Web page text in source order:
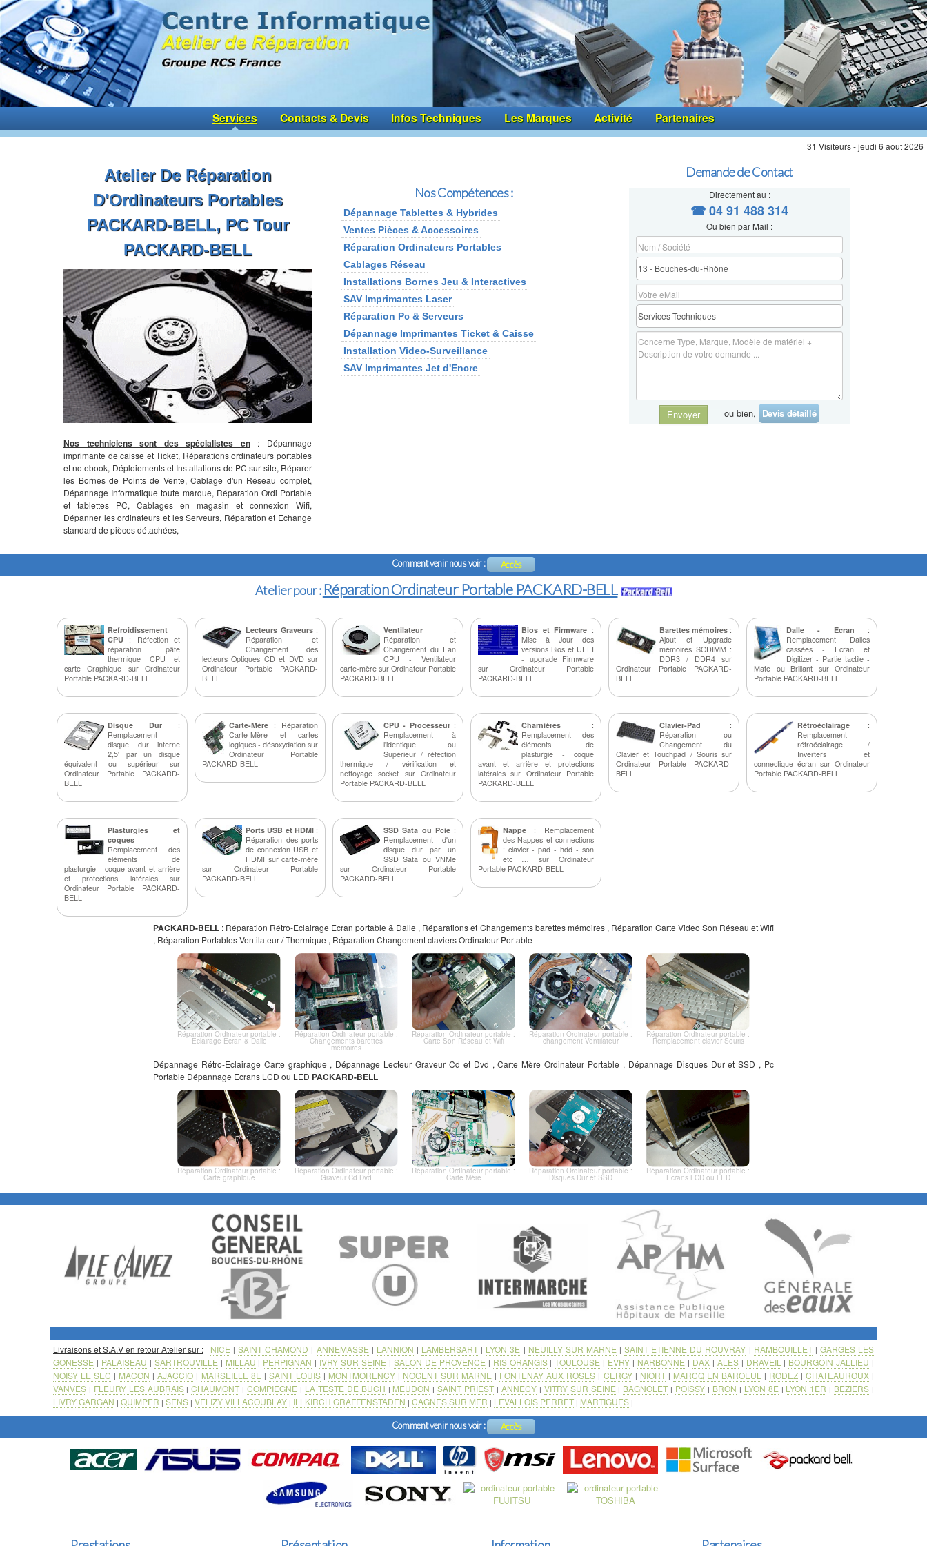
Services Contacts & Devis Infos Techniques Les Marques Activité Partenaires
31 Visiteurs - jeudi 6 aout 2026
Atelier De Réparation
D'Ordinateurs Portables
PACKARD-BELL, PC Tour
PACKARD-BELL
Nos techniciens sont des spécialistes en: Dépannage
imprimante de caisse et Ticket, Réparations ordinateurs portables
et notebook, Déploiements et Installations de PC sur site, Réparer
les Bornes de Points de Vente, Cablage d'un Réseau complet,
Dépannage Informatique toute marque, Réparation Ordi Portable
et tablettes PC, Cablages en magasin et connexion Wifi,
Dépanner les ordinateurs et les Serveurs, Réparation et Echange
standard de pièces détachées,
Nos Compétences :
Dépannage Tablettes & Hybrides
Ventes Pièces & Accessoires
Réparation Ordinateurs Portables
Cablages Réseau
Installations Bornes Jeu & Interactives
SAV Imprimantes Laser
Réparation Pc & Serveurs
Dépannage Imprimantes Ticket & Caisse
Installation Video-Surveillance
SAV Imprimantes Jet d'Encre
Demande de Contact
Directement au :
☎ 04 91 488 314
Ou bien par Mail :
Envoyer ou bien, Devis détaillé
Comment venir nous voir : Accès
Atelier pour :Réparation Ordinateur Portable PACKARD-BELL
Refroidissement
CPU : Réfection et
réparation pâte
thermique CPU et
carte Graphique sur Ordinateur
Portable PACKARD-BELL
Lecteurs Graveurs:
Réparation et
Changement des
lecteurs Optiques CD et DVD sur
Ordinateur Portable PACKARD-
BELL
Ventilateur :
Réparation et
Changement du Fan
CPU - Ventilateur
carte-mère sur Ordinateur Portable
PACKARD-BELL
Bios et Firmware :
Mise à Jour des
versions Bios et UEFI
- upgrade Firmware
sur Ordinateur Portable
PACKARD-BELL
Barettes mémoires :
Ajout et Upgrade
mémoires SODIMM :
DDR3 / DDR4 sur
Ordinateur Portable PACKARD-
BELL
Dalle - Ecran :
Remplacement Dalles
cassées - Ecran et
Digitizer - Partie tactile -
Mate ou Brillant sur Ordinateur
Portable PACKARD-BELL
Disque Dur :
Remplacement
disque dur interne
2,5' par un disque
équivalent ou supérieur sur
Ordinateur Portable PACKARD-
BELL
Carte-Mère : Réparation
Carte-Mère et cartes
logiques - désoxydation sur
Ordinateur Portable
PACKARD-BELL
CPU - Processeur:
Remplacement à
l'identique ou
Supérieur / réfection
thermique / vérification et
nettoyage socket sur Ordinateur
Portable PACKARD-BELL
Charnières :
Remplacement des
éléments de
plasturgie - coque
avant et arrière et protections
latérales sur Ordinateur Portable
PACKARD-BELL
Clavier-Pad :
Réparation ou
Changement du
Clavier et Touchpad / Souris sur
Ordinateur Portable PACKARD-
BELL
Rétroéclairage :
Remplacement
rétroéclairage /
Inverters et
connectique écran sur Ordinateur
Portable PACKARD-BELL
Plasturgies et
coques :
Remplacement des
éléments de
plasturgie - coque avant et arrière
et protections latérales sur
Ordinateur Portable PACKARD-
BELL
Ports USB et HDMI:
Réparation des ports
de connexion USB et
HDMI sur carte-mère
sur Ordinateur Portable
PACKARD-BELL
SSD Sata ou Pcie:
Remplacement d'un
disque dur par un
SSD Sata ou VNMe
sur Ordinateur Portable
PACKARD-BELL
Nappe: Remplacement
des Nappes et connections
: clavier - pad - hdd - son
etc … sur Ordinateur
Portable PACKARD-BELL
PACKARD-BELL : Réparation Rétro-Eclairage Ecran portable & Dalle , Réparations et Changements barettes mémoires , Réparation Carte Video Son Réseau et Wifi
, Réparation Portables Ventilateur / Thermique , Réparation Changement claviers Ordinateur Portable
Réparation Ordinateur portable :
Eclairage Ecran & Dalle
Réparation Ordinateur portable :
Changements barettes
mémoires
Réparation Ordinateur portable :
Carte Son Réseau et Wifi
Réparation Ordinateur portable :
changement Ventilateur
Réparation Ordinateur portable :
Remplacement clavier Souris
Dépannage Rétro-Eclairage Carte graphique , Dépannage Lecteur Graveur Cd et Dvd , Carte Mère Ordinateur Portable , Dépannage Disques Dur et SSD , Pc
Portable Dépannage Ecrans LCD ou LED PACKARD-BELL
Réparation Ordinateur portable :
Carte graphique
Réparation Ordinateur portable :
Graveur Cd Dvd
Réparation Ordinateur portable :
Carte Mère
Réparation Ordinateur portable :
Disques Dur et SSD
Réparation Ordinateur portable :
Ecrans LCD ou LED
Livraisons et S.A.V en retour Atelier sur : NICE |SAINT CHAMOND | ANNEMASSE | LANNION | LAMBERSART | LYON 3E | NEUILLY SUR MARNE |SAINT ETIENNE DU ROUVRAY | RAMBOUILLET| GARGES LES
GONESSE | PALAISEAU | SARTROUVILLE | MILLAU | PERPIGNAN | IVRY SUR SEINE | SALON DE PROVENCE | RIS ORANGIS|TOULOUSE | EVRY | NARBONNE | DAX| ALES| DRAVEIL | BOURGOIN JALLIEU |
NOISY LE SEC | MACON |AJACCIO | MARSEILLE 8E | SAINT LOUIS| MONTMORENCY| NOGENT SUR MARNE | FONTENAY AUX ROSES | CERGY| NIORT| MARCQ EN BAROEUL | RODEZ |CHATEAUROUX |
VANVES | FLEURY LES AUBRAIS|CHAUMONT |COMPIEGNE | LA TESTE DE BUCH | MEUDON |SAINT PRIEST | ANNECY| VITRY SUR SEINE | BAGNOLET | POISSY | BRON | LYON 8E | LYON 1ER | BEZIERS |
LIVRY GARGAN | QUIMPER | SENS | VELIZY VILLACOUBLAY | ILLKIRCH GRAFFENSTADEN | CAGNES SUR MER | LEVALLOIS PERRET | MARTIGUES |
Comment venir nous voir : Accès